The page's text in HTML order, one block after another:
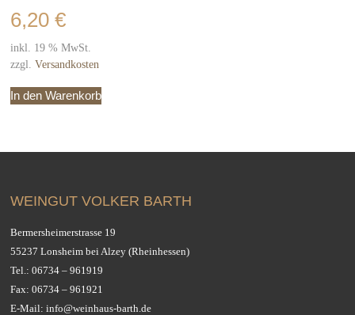
6,20€
inkl. 19 % MwSt.
zzgl.Versandkosten
In den Warenkorb
WEINGUT VOLKER BARTH
Bermersheimerstrasse 19
55237 Lonsheim bei Alzey (Rheinhessen)
Tel.:06734 – 961919
Fax: 06734 – 961921
E-Mail:info@weinhaus-barth.de